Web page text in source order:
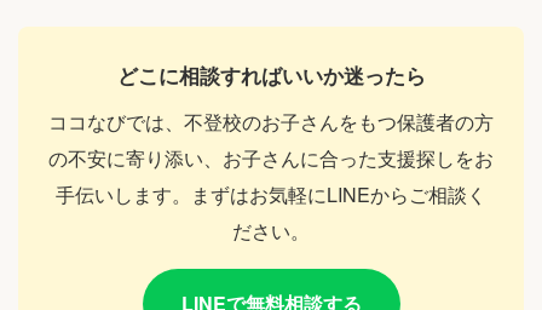
どこに相談すればいいか迷ったら
ココなびでは、不登校のお子さんをもつ保護者の方
の不安に寄り添い、お子さんに合った支援探しをお
手伝いします。まずはお気軽にLINEからご相談く
ださい。
LINEで無料相談する